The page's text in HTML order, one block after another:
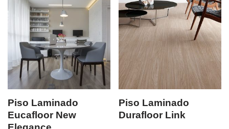
Piso Laminado
Eucafloor New
Piso Laminado
Durafloor Link